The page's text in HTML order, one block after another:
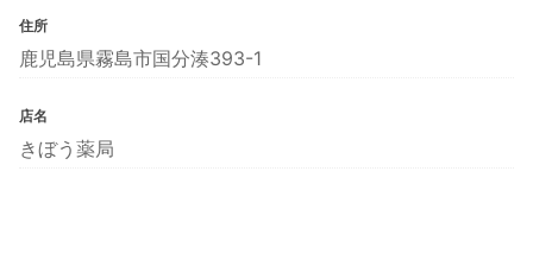
住所
鹿児島県霧島市国分湊393-1
店名
きぼう薬局